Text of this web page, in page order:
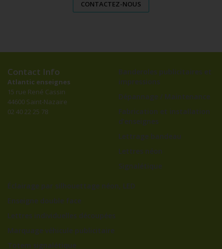
CONTACTEZ-NOUS
Contact Info
Atlantic enseignes
15 rue René Cassin
44600 Saint-Nazaire
02 40 22 25 78
Banderoles publicitaires et
impressions
Dépannage / Maintenance
Fabrication et installation
d’enseignes
Lettrage bandeau
Lettres néon
Signalétique
Éclairage par silhouettage néon, LED
Enseigne double face
Lettres individuelles découpées
Marquage véhicule publicitaire
Totem signalétique